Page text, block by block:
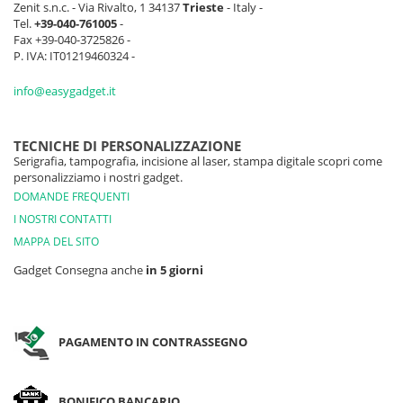
Zenit s.n.c. - Via Rivalto, 1 34137Trieste- Italy -
Tel.+39-040-761005-
Fax +39-040-3725826 -
P. IVA: IT01219460324 -
info@easygadget.it
TECNICHE DI PERSONALIZZAZIONE
Serigrafia, tampografia, incisione al laser, stampa digitale scopri come
personalizziamo i nostri gadget.
DOMANDE FREQUENTI
I NOSTRI CONTATTI
MAPPA DEL SITO
Gadget Consegna anche in 5 giorni
PAGAMENTO IN CONTRASSEGNO